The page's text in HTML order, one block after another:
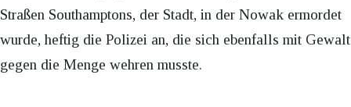
Straßen Southamptons, der Stadt, in der Nowak ermordet
wurde, heftig die Polizei an, die sich ebenfalls mit Gewalt
gegen die Menge wehren musste.